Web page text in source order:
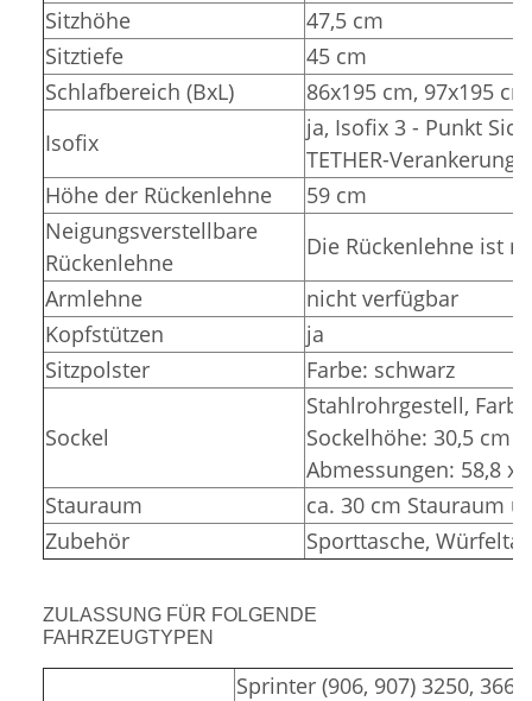
Sitzhöhe
47,5 cm
Sitztiefe
45 cm
Schlafbereich (BxL)
86x195 cm, 97x195
Isofix
ja, Isofix 3 - Punkt
TETHER-
Höhe der Rückenlehne
59 cm
Neigungsverstellbare
Rückenlehne
Die Rückenlehne ist
Armlehne
nicht verfügbar
Kopfstützen
ja
Sitzpolster
Farbe: schwarz
Sockel
Stahlrohrgestell,
Sockelhöhe: 30,5 cm
Abmessungen: 58,8 x
Stauraum
ca. 30 cm Stauraum
Zubehör
Sporttasche,
ZULASSUNG FÜR FOLGENDE
FAHRZEUGTYPEN
Sprinter (906, 907) 3250,